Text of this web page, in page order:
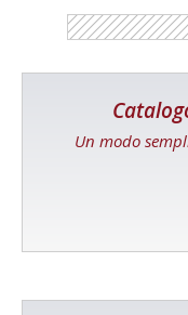
Un modo